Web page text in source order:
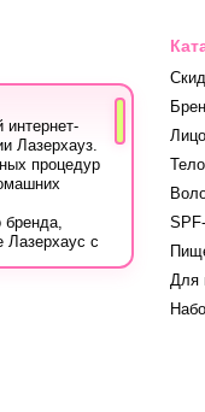
Лазерхауз.
процедур
бренда,
Лазерхаус с
трихологу
Лицо
Тело
Для